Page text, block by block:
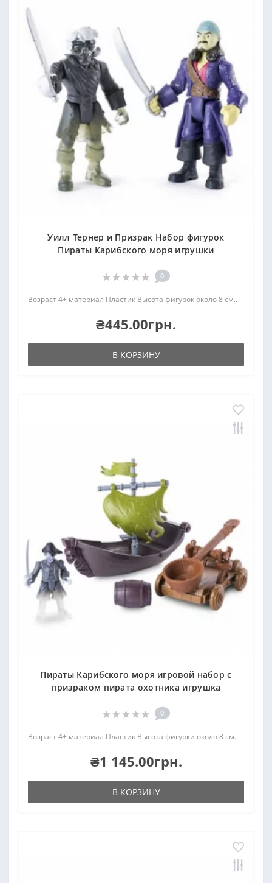
Уилл Тернер и Призрак Набор фигурок
Пираты Карибского моря игрушки
0
Возраст 4+ материал Пластик Высота фигурок около 8 см..
₴445.00грн.
В КОРЗИНУ
Пираты Карибского моря игровой набор с
призраком пирата охотника игрушка
0
Возраст 4+ материал Пластик Высота фигурки около 8 см..
₴1 145.00грн.
В КОРЗИНУ